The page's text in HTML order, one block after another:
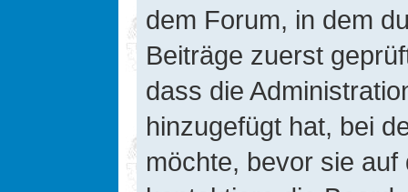
dem Forum, in dem
Beiträge zuerst
dass die
hinzugefügt hat, bei
möchte, bevor sie